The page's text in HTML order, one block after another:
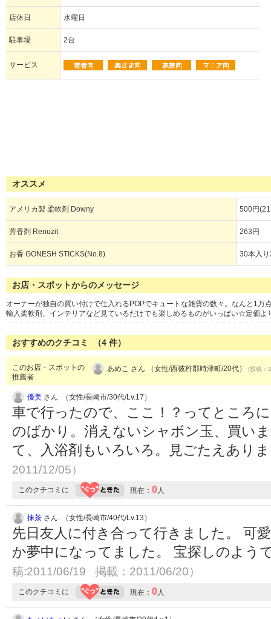
店休日 水曜日
駐車場 2台
サービス
オススメ
アメリカ製 柔軟剤 Downy 500円
芳香剤 Renuzit 263円
お香 GONESH STICKS(No.8) 30本入
お店・スポットからのメッセージ
オーナーが独自の買い付けで仕入れるPOPでキュートな雑貨の数々。なんと1
輸入柔軟剤、インテリアなど見ているだけでも楽しめるものがいっぱい☆定価よ
おすすめのクチコミ （4 件）
このお店・スポットの
推薦者
あめこ さん （女性/西彼杵郡時津町/20代） (投稿：
優美 さん （女性/長崎市/30代/Lv.17）
車で行ったので、ここ！？ってところ
のばかり。消えないシャボン玉、買い
て、入浴剤もいろいろ。見ごたえあり
2011/12/05）
このクチコミに 現在： 0人
抹茶 さん （女性/長崎市/40代/Lv.13）
先日友人に付き合って行きました。 可
か夢中になってました。 宝探しのよう
稿:2011/06/19 掲載：2011/06/20）
このクチコミに 現在： 0人